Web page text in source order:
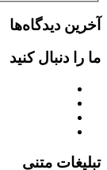
آخرین دیدگاه‌ها
ما را دنبال کنید
تبلیغات متنی